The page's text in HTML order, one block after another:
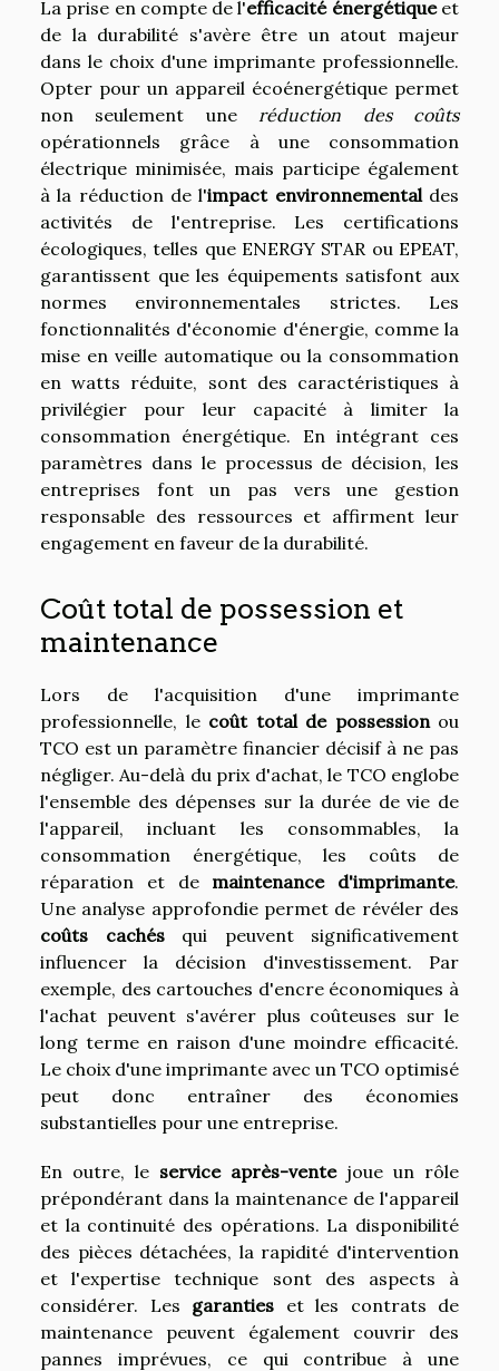
La prise en compte de l'efficacité énergétiqueet
de la durabilité s'avère être un atout majeur
dans le choix d'une imprimante professionnelle.
Opter pour un appareil écoénergétique permet
non seulement uneréduction des coûts
opérationnels grâce à une consommation
électrique minimisée, mais participe également
à la réduction de l'impact environnementaldes
activités de l'entreprise. Les certifications
écologiques, telles que ENERGY STAR ou EPEAT,
garantissent que les équipements satisfont aux
normes environnementales strictes. Les
fonctionnalités d'économie d'énergie, comme la
mise en veille automatique ou la consommation
en watts réduite, sont des caractéristiques à
privilégier pour leur capacité à limiter la
consommation énergétique. En intégrant ces
paramètres dans le processus de décision, les
entreprises font un pas vers une gestion
responsable des ressources et affirment leur
engagement en faveur de la durabilité.
Coût total de possession et
maintenance
Lors de l'acquisition d'une imprimante
professionnelle, le coût total de possessionou
TCO est un paramètre financier décisif à ne pas
négliger. Au-delà du prix d'achat, le TCO englobe
l'ensemble des dépenses sur la durée de vie de
l'appareil, incluant les consommables, la
consommation énergétique, les coûts de
réparation et de maintenance d'imprimante.
Une analyse approfondie permet de révéler des
coûts cachésqui peuvent significativement
influencer la décision d'investissement. Par
exemple, des cartouches d'encre économiques à
l'achat peuvent s'avérer plus coûteuses sur le
long terme en raison d'une moindre efficacité.
Le choix d'une imprimante avec un TCO optimisé
peut donc entraîner des économies
substantielles pour une entreprise.
En outre, le service après-ventejoue un rôle
prépondérant dans la maintenance de l'appareil
et la continuité des opérations. La disponibilité
des pièces détachées, la rapidité d'intervention
et l'expertise technique sont des aspects à
considérer. Les garanties et les contrats de
maintenance peuvent également couvrir des
pannes imprévues, ce qui contribue à une